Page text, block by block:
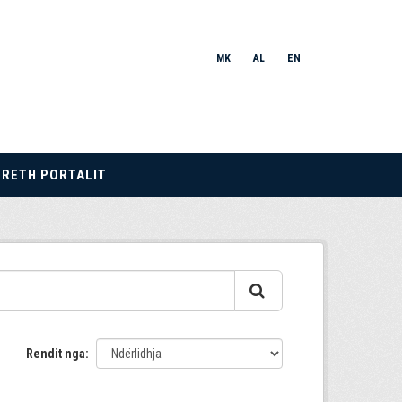
MK AL EN
PORTALIT
Rendit nga